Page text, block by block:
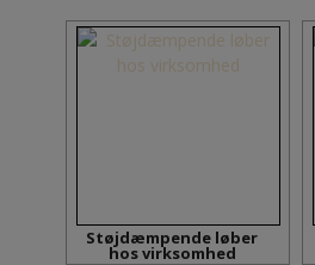
Støjdæmpende løber
hos virksomhed